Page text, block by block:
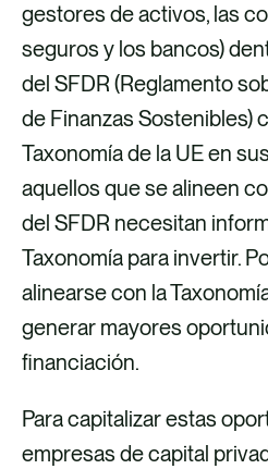
gestores de activos, las
seguros y los bancos)
del SFDR (Reglamento
de Finanzas Sostenibles)
Taxonomía de la UE en
aquellos que se alineen
del SFDR necesitan
Taxonomía para invertir.
alinearse con la
generar mayores
financiación.
Para capitalizar estas
empresas de capital